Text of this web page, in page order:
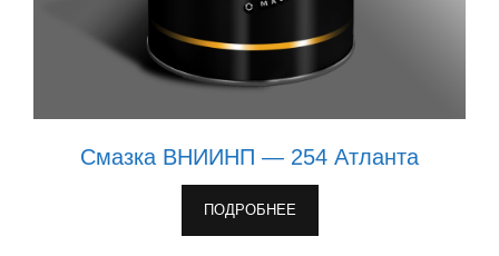
Смазка ВНИИНП — 254 Атланта
ПОДРОБНЕЕ